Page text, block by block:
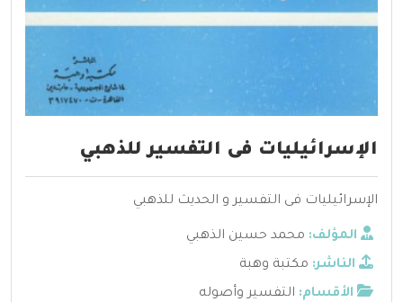
الإسرائيليات فى التفسير للذهبي
الإسرائيليات فى التفسير و الحديث للذهبي
المؤلف: محمد حسين الذهبي
الناشر: مكتبة وهبة
الأقسام: التفسير وأصوله